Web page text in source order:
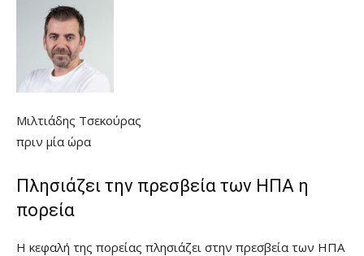
Μιλτιάδης Τσεκούρας
πριν μία ώρα
Πλησιάζει την πρεσβεία των ΗΠΑ η
πορεία
Η κεφαλή της πορείας πλησιάζει στην πρεσβεία των ΗΠΑ